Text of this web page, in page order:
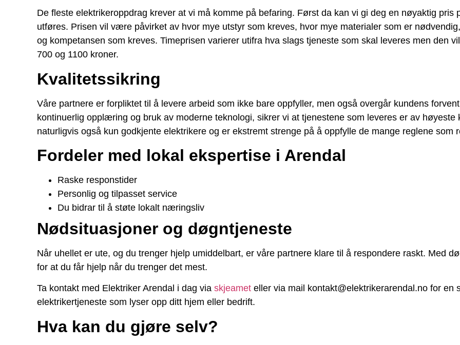
De fleste elektrikeroppdrag krever at vi må komme på befaring. Først da kan vi gi deg en nøyaktig pris
utføres. Prisen vil være påvirket av hvor mye utstyr som kreves, hvor mye materialer som er
og kompetansen som kreves. Timeprisen varierer utifra hva slags tjeneste som skal leveres men den
700 og 1100 kroner.
Kvalitetssikring
Våre partnere er forpliktet til å levere arbeid som ikke bare oppfyller, men også overgår kundens
kontinuerlig opplæring og bruk av moderne teknologi, sikrer vi at tjenestene som leveres er av høyeste
naturligvis også kun godkjente elektrikere og er ekstremt strenge på å oppfylle de mange reglene som
Fordeler med lokal ekspertise i Arendal
Raske responstider
Personlig og tilpasset service
Du bidrar til å støte lokalt næringsliv
Nødsituasjoner og døgntjeneste
Når uhellet er ute, og du trenger hjelp umiddelbart, er våre partnere klare til å respondere raskt. Med
for at du får hjelp når du trenger det mest.
Ta kontakt med Elektriker Arendal i dag via skjeamet eller via mail kontakt@elektrikerarendal.no for en
elektrikertjeneste som lyser opp ditt hjem eller bedrift.
Hva kan du gjøre selv?